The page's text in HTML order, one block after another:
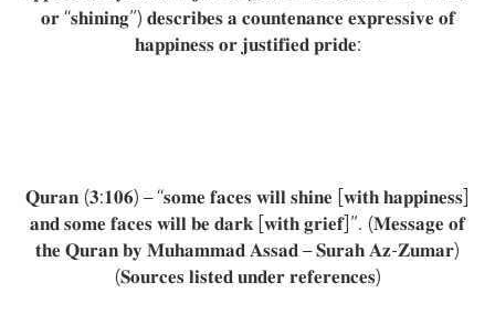
𝐨𝐫 “𝐬𝐡𝐢𝐧𝐢𝐧𝐠”) 𝐝𝐞𝐬𝐜𝐫𝐢𝐛𝐞𝐬 𝐚 𝐜𝐨𝐮𝐧𝐭𝐞𝐧𝐚𝐧𝐜𝐞 𝐞𝐱𝐩𝐫𝐞𝐬𝐬𝐢𝐯𝐞 𝐨𝐟
𝐡𝐚𝐩𝐩𝐢𝐧𝐞𝐬𝐬 𝐨𝐫 𝐣𝐮𝐬𝐭𝐢𝐟𝐢𝐞𝐝 𝐩𝐫𝐢𝐝𝐞:
𝐐𝐮𝐫𝐚𝐧 (𝟑:𝟏𝟎𝟔) – “𝐬𝐨𝐦𝐞 𝐟𝐚𝐜𝐞𝐬 𝐰𝐢𝐥𝐥 𝐬𝐡𝐢𝐧𝐞 [𝐰𝐢𝐭𝐡 𝐡𝐚𝐩𝐩𝐢𝐧𝐞𝐬𝐬]
𝐚𝐧𝐝 𝐬𝐨𝐦𝐞 𝐟𝐚𝐜𝐞𝐬 𝐰𝐢𝐥𝐥 𝐛𝐞 𝐝𝐚𝐫𝐤 [𝐰𝐢𝐭𝐡 𝐠𝐫𝐢𝐞𝐟]”. (𝐌𝐞𝐬𝐬𝐚𝐠𝐞 𝐨𝐟
𝐭𝐡𝐞 𝐐𝐮𝐫𝐚𝐧 𝐛𝐲 𝐌𝐮𝐡𝐚𝐦𝐦𝐚𝐝 𝐀𝐬𝐬𝐚𝐝 – 𝐒𝐮𝐫𝐚𝐡 𝐀𝐳-𝐙𝐮𝐦𝐚𝐫)
(𝐒𝐨𝐮𝐫𝐜𝐞𝐬 𝐥𝐢𝐬𝐭𝐞𝐝 𝐮𝐧𝐝𝐞𝐫 𝐫𝐞𝐟𝐞𝐫𝐞𝐧𝐜𝐞𝐬)